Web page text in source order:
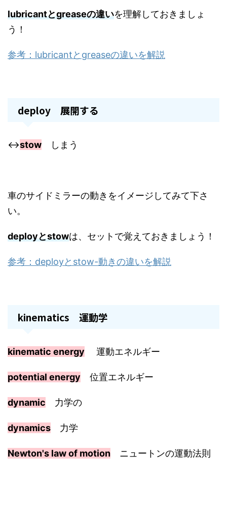
lubricantとgreaseの違いを理解しておきましょ
う！
参考：lubricantとgreaseの違いを解説
deploy 展開する
↔stow しまう
車のサイドミラーの動きをイメージしてみて下さ
い。
deployとstowは、セットで覚えておきましょう！
参考：deployとstow-動きの違いを解説
kinematics 運動学
kinematic energy 運動エネルギー
potential energy 位置エネルギー
dynamic 力学の
dynamics 力学
Newton's law of motion ニュートンの運動法則